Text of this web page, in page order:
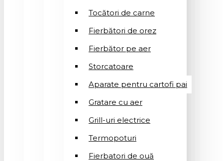
Tocători de carne
Fierbători de orez
Fierbător pe aer
Storcatoare
Aparate pentru cartofi pai
Gratare cu aer
Grill-uri electrice
Termopoturi
Fierbatori de ouă